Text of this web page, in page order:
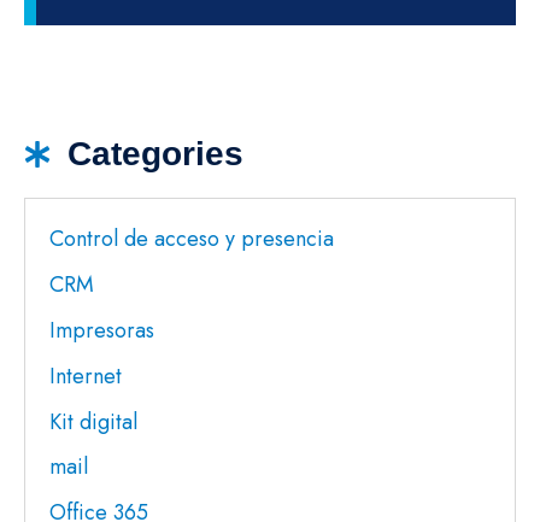
Categories
Control de acceso y presencia
CRM
Impresoras
Internet
Kit digital
mail
Office 365